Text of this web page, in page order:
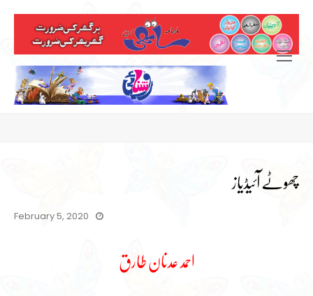
چھوٹے آئیڈیاز
February 5, 2020
احمد عدنان طارق